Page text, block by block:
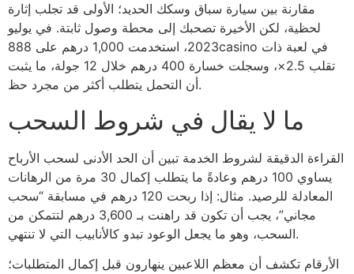
مقارنة بين سيارة سباق وسكك الحديد؛ الأولى قد تجلب إثارة
لحظية، لكن الأخيرة تصحبك إلى محطة وصول ثابتة. في يوليو
2023، استخدمت 1,000 درهم على 888casino في لعبة ذات
تقلب 2.5×، وسجلت خسارة 400 درهم خلال 12 جولة، ما يثبت
أن التحمل يتطلب أكثر من مجرد حظ.
ما لا يقال في شروط السحب
القراءة الدقيقة لشروط الخدمة تبين أن الحد الأدنى لسحب الأرباح
يساوي 100 درهم وعادةً ما يتطلب إكمال 30 مرة من الرهانات
المعادلة للرصيد. مثال: إذا ربحت 120 درهم في مسابقة “سحب
مجاني”، يجب أن تكون قد راهنت بـ 3,600 درهم لتتمكن من
السحب، وهو ما يجعل الوعود تبدو كالأنابيب التي لا تنتهي.
الأرقام تكشف أن معظم اللاعبين ينهارون قبل إكمال المتطلبات؛